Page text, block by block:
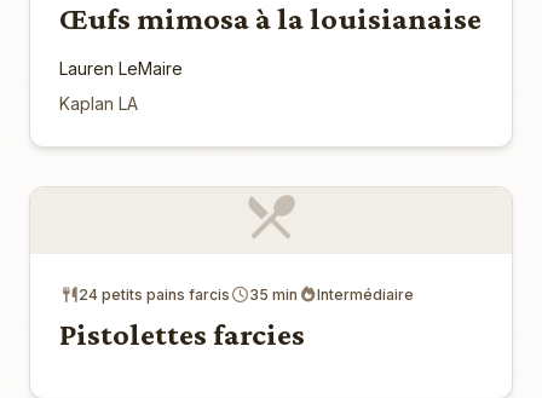
Œufs mimosa à la louisianaise
Lauren LeMaire
Kaplan LA
24 petits pains farcis 35 min Intermédiaire
Pistolettes farcies